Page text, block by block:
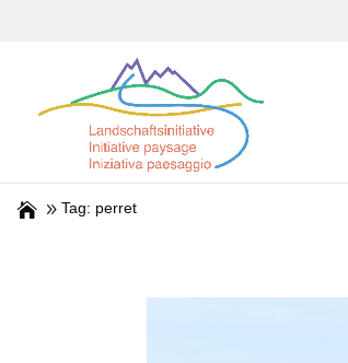
Tag: perret